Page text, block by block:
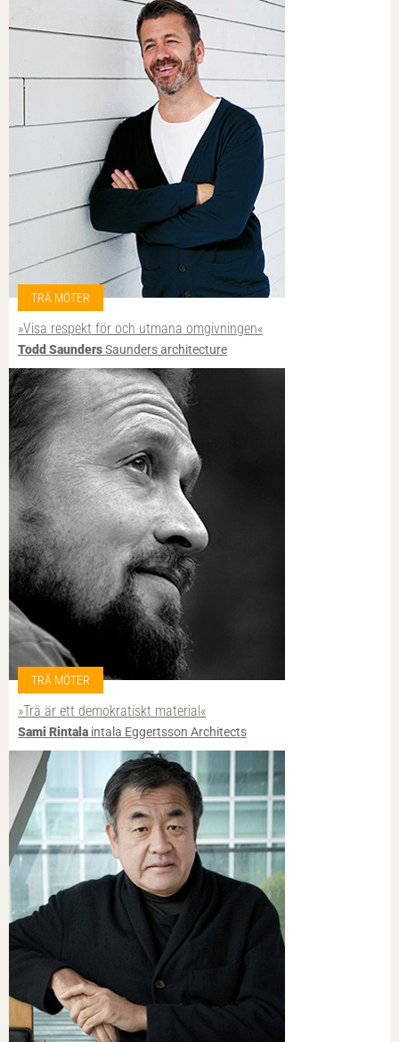
TRÄ MÖTER
»Visa respekt för och utmana omgivningen«
Todd SaundersSaunders architecture
TRÄ MÖTER
»Trä är ett demokratiskt material«
Sami Rintala intala Eggertsson Architects